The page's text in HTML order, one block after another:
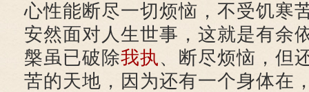
心性能断尽一切烦恼，不受饥寒
安然面对人生世事，这就是有余
槃虽已破除我执、断尽烦恼，但
苦的天地，因为还有一个身体在